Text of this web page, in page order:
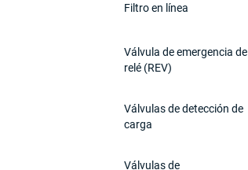
Filtro en línea
Válvula de emergencia de
relé (REV)
Válvulas de detección de
carga
Válvulas de